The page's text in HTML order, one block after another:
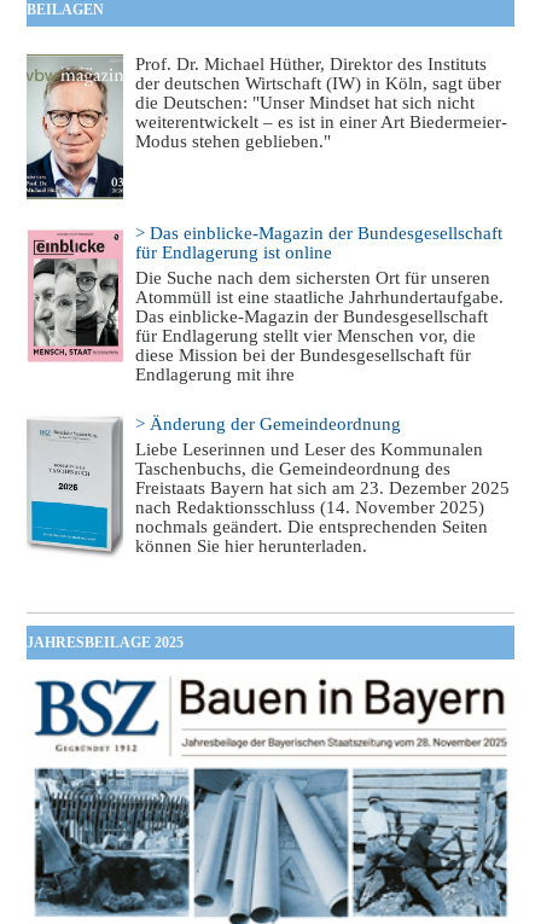
BEILAGEN
Prof. Dr. Michael Hüther, Direktor des Instituts
der deutschen Wirtschaft (IW) in Köln, sagt über
die Deutschen: "Unser Mindset hat sich nicht
weiterentwickelt – es ist in einer Art Biedermeier-
Modus stehen geblieben."
> Das einblicke-Magazin der Bundesgesellschaft
für Endlagerung ist online
Die Suche nach dem sichersten Ort für unseren
Atommüll ist eine staatliche Jahrhundertaufgabe.
Das einblicke-Magazin der Bundesgesellschaft
für Endlagerung stellt vier Menschen vor, die
diese Mission bei der Bundesgesellschaft für
Endlagerung mit ihre
> Änderung der Gemeindeordnung
Liebe Leserinnen und Leser des Kommunalen
Taschenbuchs, die Gemeindeordnung des
Freistaats Bayern hat sich am 23. Dezember 2025
nach Redaktionsschluss (14. November 2025)
nochmals geändert. Die entsprechenden Seiten
können Sie hier herunterladen.
JAHRESBEILAGE 2025